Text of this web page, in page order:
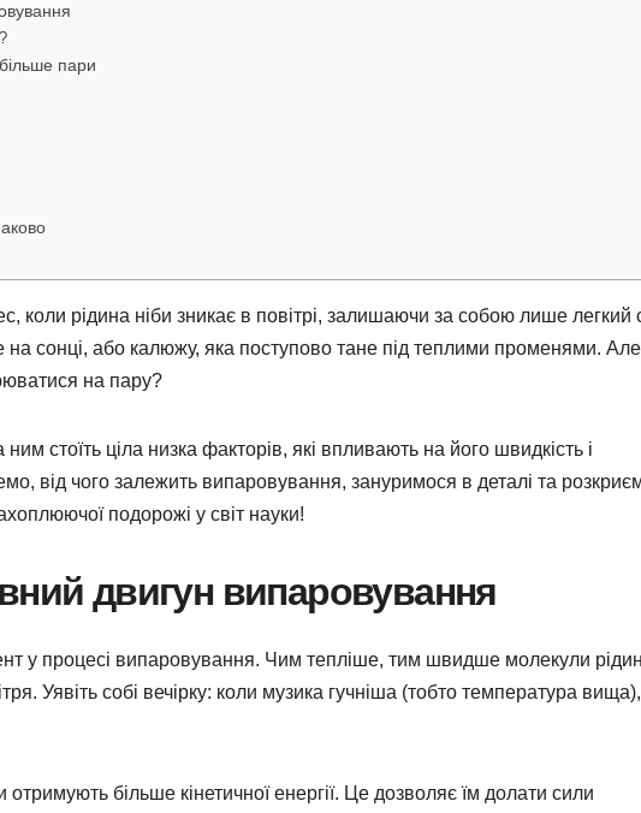
пари
коли рідина ніби зникає в повітрі, залишаючи за собою лише легкий
на сонці, або калюжу, яка поступово тане під теплими променями.
на пару?
стоїть ціла низка факторів, які впливають на його швидкість і
від чого залежить випаровування, зануримося в деталі та
подорожі у світ науки!
двигун випаровування
у процесі випаровування. Чим тепліше, тим швидше молекули
Уявіть собі вечірку: коли музика гучніша (тобто температура вища),
отримують більше кінетичної енергії. Це дозволяє їм долати сили